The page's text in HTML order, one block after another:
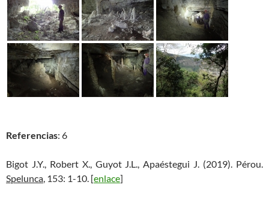
Referencias: 6
Bigot J.Y., Robert X., Guyot J.L., Apaéstegui J. (2019). Pérou.
Spelunca, 153: 1-10. [enlace]